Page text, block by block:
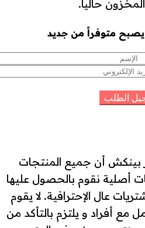
حالياً.
يصبح متوفراً من جديد
أن جميع المنتجات
أصلية نقوم بالحصول عليها
عال الإحترافية. لا يقوم
مع أفراد و يلتزم بالتأكد من